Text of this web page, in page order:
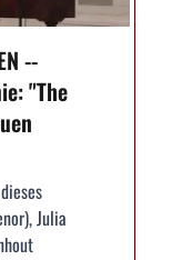
--
"The
Julia